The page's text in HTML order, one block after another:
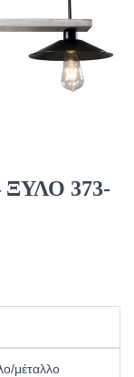
373-
μέταλλο